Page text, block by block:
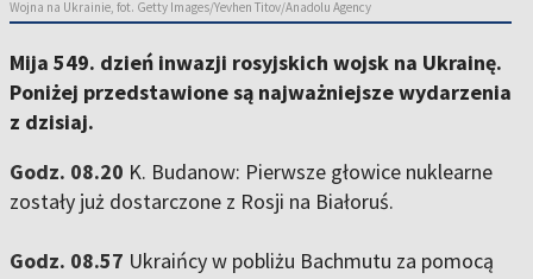
Wojna na Ukrainie, fot. Getty Images/Yevhen Titov/Anadolu Agency
Mija 549. dzień inwazji rosyjskich wojsk na Ukrainę.
Poniżej przedstawione są najważniejsze wydarzenia
z dzisiaj.
Godz. 08.20 K. Budanow: Pierwsze głowice nuklearne
zostały już dostarczone z Rosji na Białoruś.
Godz. 08.57 Ukraińcy w pobliżu Bachmutu za pomocą